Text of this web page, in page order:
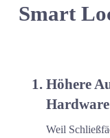
Smart
Höhere
Hardware
Weil